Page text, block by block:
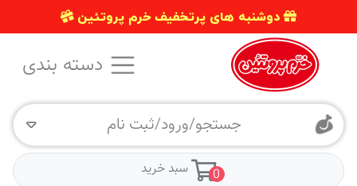
دوشنبه های پرتخفیف خرم پروتئین
جستجو/ورود/ثبت نام
0 سبد خرید